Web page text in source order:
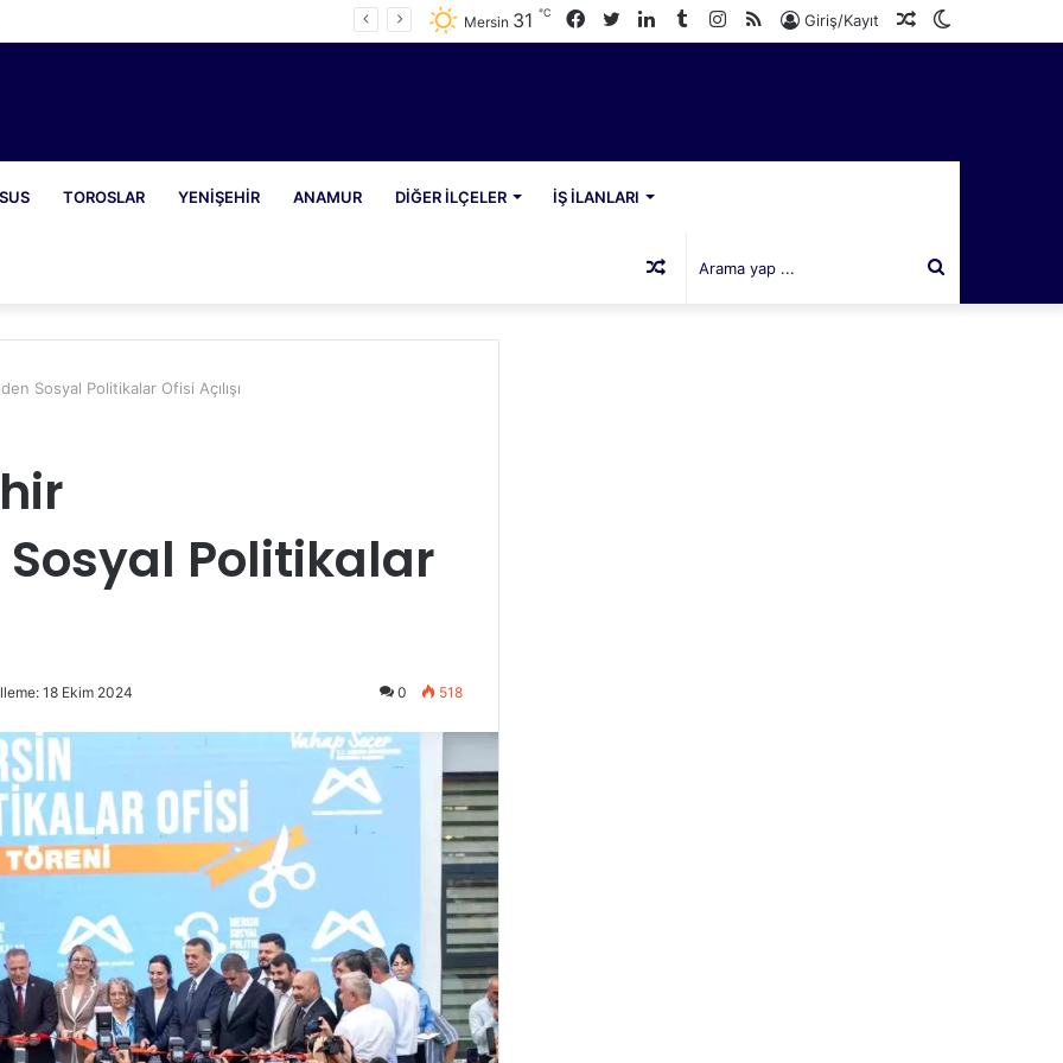
Şahıs Yakalandı
Rastgele
Giriş/Kayıt
RSS
Instagram
Tumblr
LinkedIn
Twitter
Facebook
Mersin 31 ℃
TOROSLAR YENIŞEHIR ANAMUR DIĞER İLÇELER İŞ İLANLARI
Arama
Rastgele
Sosyal Politikalar Ofisi Açılışı
Sosyal Politikalar
18 Ekim 2024 0 518